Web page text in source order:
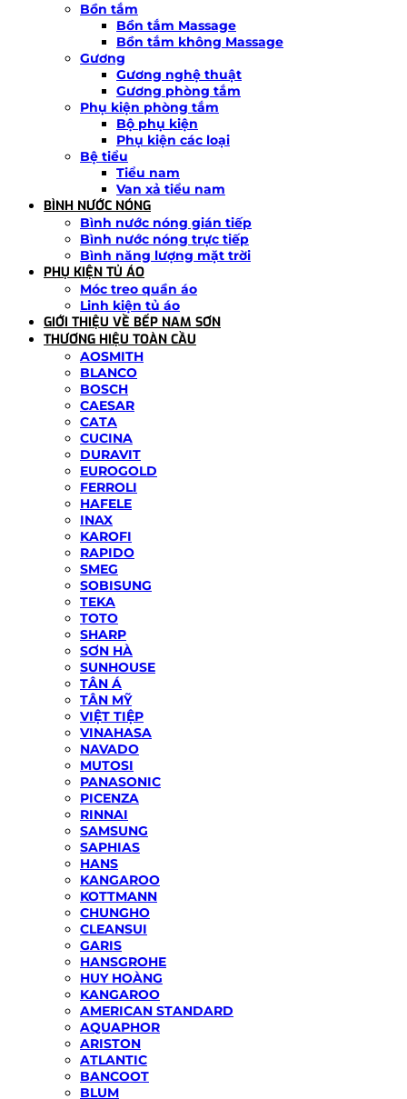
Bồn tắm
Bồn tắm Massage
Bồn tắm không Massage
Gương
Gương nghệ thuật
Gương phòng tắm
Phụ kiện phòng tắm
Bộ phụ kiện
Phụ kiện các loại
Bệ tiểu
Tiểu nam
Van xả tiểu nam
BÌNH NƯỚC NÓNG
Bình nước nóng gián tiếp
Bình nước nóng trực tiếp
Bình năng lượng mặt trời
PHỤ KIỆN TỦ ÁO
Móc treo quần áo
Linh kiện tủ áo
GIỚI THIỆU VỀ BẾP NAM SƠN
THƯƠNG HIỆU TOÀN CẦU
AOSMITH
BLANCO
BOSCH
CAESAR
CATA
CUCINA
DURAVIT
EUROGOLD
FERROLI
HAFELE
INAX
KAROFI
RAPIDO
SMEG
SOBISUNG
TEKA
TOTO
SHARP
SƠN HÀ
SUNHOUSE
TÂN Á
TÂN MỸ
VIỆT TIỆP
VINAHASA
NAVADO
MUTOSI
PANASONIC
PICENZA
RINNAI
SAMSUNG
SAPHIAS
HANS
KANGAROO
KOTTMANN
CHUNGHO
CLEANSUI
GARIS
HANSGROHE
HUY HOÀNG
KANGAROO
AMERICAN STANDARD
AQUAPHOR
ARISTON
ATLANTIC
BANCOOT
BLUM